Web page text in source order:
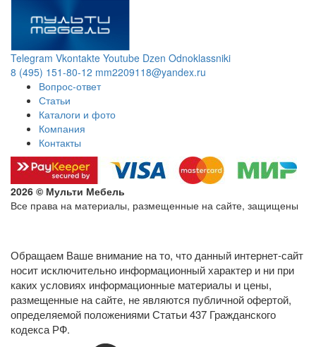
Telegram Vkontakte Youtube Dzen Odnoklassniki
8 (495) 151-80-12 mm2209118@yandex.ru
Вопрос-ответ
Статьи
Каталоги и фото
Компания
Контакты
2026 © Мульти Мебель
Все права на материалы, размещенные на сайте, защищены
Обращаем Ваше внимание на то, что данный интернет-сайт
носит исключительно информационный характер и ни при
каких условиях информационные материалы и цены,
размещенные на сайте, не являются публичной офертой,
определяемой положениями Статьи 437 Гражданского
кодекса РФ.